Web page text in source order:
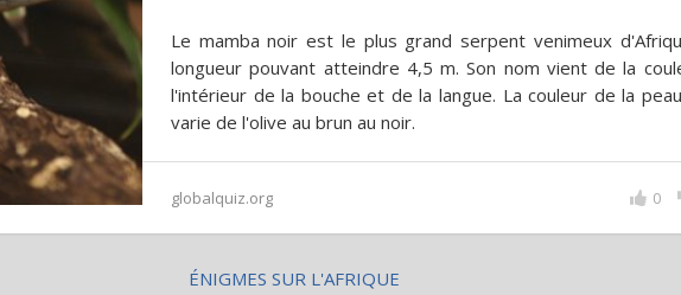
Le mamba noir est le plus grand serpent venimeux
longueur pouvant atteindre 4,5 m. Son nom vient de la
l'intérieur de la bouche et de la langue. La couleur de la
varie de l'olive au brun au noir.
globalquiz.org 0
ÉNIGMES SUR L'AFRIQUE